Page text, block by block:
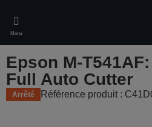
main
content
Menu
Epson M-
Full Auto Cutter
Arrêté Référence produit :